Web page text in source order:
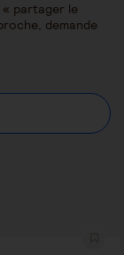
« partager le
demande